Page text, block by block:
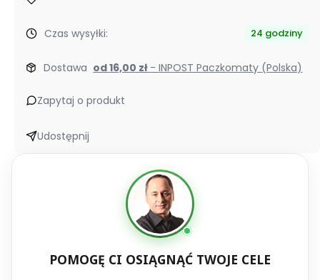
Czas wysyłki: 24 godziny
Dostawa od 16,00 zł - INPOST Paczkomaty (Polska)
Zapytaj o produkt
Udostępnij
POMOGĘ CI OSIĄGNĄĆ TWOJE CELE